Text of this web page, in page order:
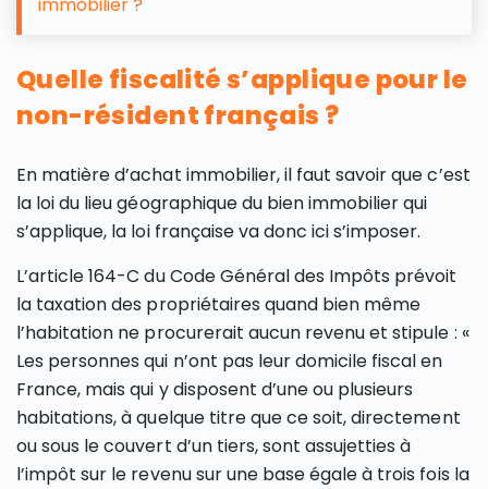
immobilier ?
Quelle fiscalité s’applique pour le
non-résident français ?
En matière d’achat immobilier, il faut savoir que c’est
la loi du lieu géographique du bien immobilier qui
s’applique, la loi française va donc ici s’imposer.
L’article 164-C du Code Général des Impôts prévoit
la taxation des propriétaires quand bien même
l’habitation ne procurerait aucun revenu et stipule : «
Les personnes qui n’ont pas leur domicile fiscal en
France, mais qui y disposent d’une ou plusieurs
habitations, à quelque titre que ce soit, directement
ou sous le couvert d’un tiers, sont assujetties à
l’impôt sur le revenu sur une base égale à trois fois la